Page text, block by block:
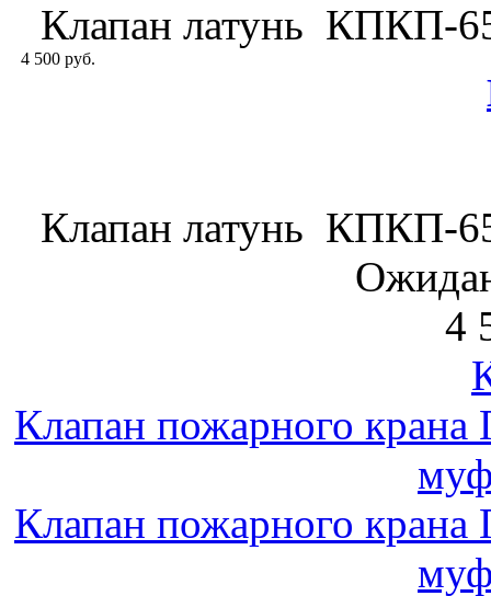
Клапан латунь КПКП-
4 500 руб.
Клапан латунь КПКП-
4
Клапан пожарного
Клапан пожарного